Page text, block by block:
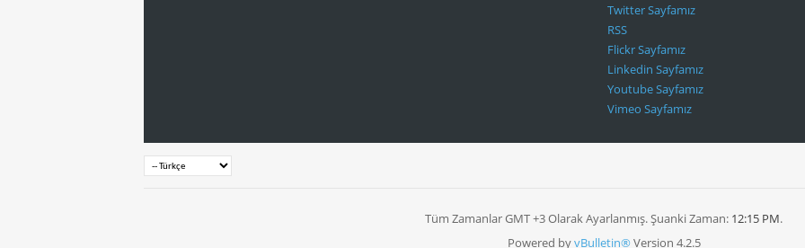
Twitter Sayfamız
RSS
Flickr Sayfamız
Linkedin Sayfamız
Youtube Sayfamız
Vimeo Sayfamız
Tüm Zamanlar GMT +3 Olarak Ayarlanmış. Şuanki Zaman: 12:15 PM.
Powered byvBulletin®Version 4.2.5